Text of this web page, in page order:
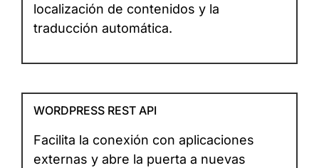
localización de contenidos y la
traducción automática.
WORDPRESS REST API
Facilita la conexión con aplicaciones
externas y abre la puerta a nuevas